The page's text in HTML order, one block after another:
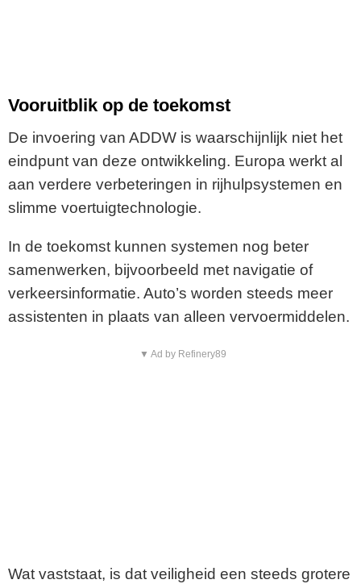
Vooruitblik op de toekomst
De invoering van ADDW is waarschijnlijk niet het
eindpunt van deze ontwikkeling. Europa werkt al
aan verdere verbeteringen in rijhulpsystemen en
slimme voertuigtechnologie.
In de toekomst kunnen systemen nog beter
samenwerken, bijvoorbeeld met navigatie of
verkeersinformatie. Auto’s worden steeds meer
assistenten in plaats van alleen vervoermiddelen.
▼ Ad by Refinery89
Wat vaststaat, is dat veiligheid een steeds grotere